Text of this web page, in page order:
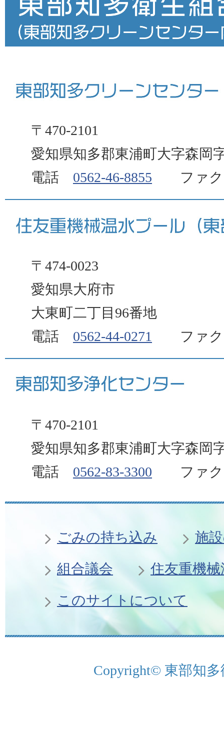
〒470-2101
愛知県知多郡東浦町大字森岡
電話 0562-46-8855 ファク
〒474-0023
愛知県大府市
大東町二丁目96番地
電話 0562-44-0271 ファク
〒470-2101
愛知県知多郡東浦町大字森岡
電話 0562-83-3300 ファク
ごみの持ち込み 施
組合議会 住友重機
このサイトについて
Copyright© 東部知多